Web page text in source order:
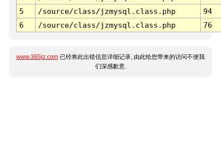
5
/source/class/jzmysql.class.php
94
6
/source/class/jzmysql.class.php 76
www.365jz.com 已经将此出错信息详细记录, 由此给您带来的访问不便我
们深感歉意.